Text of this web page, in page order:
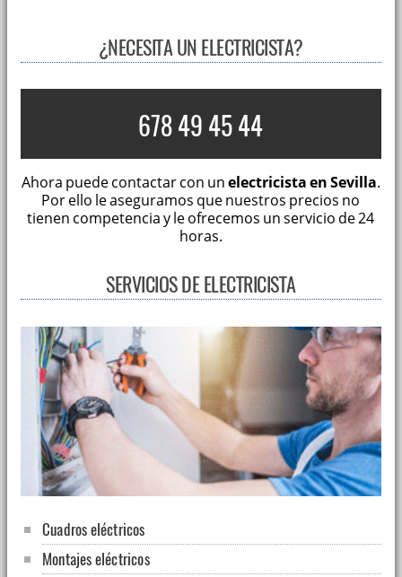
¿NECESITA UN ELECTRICISTA?
678 49 45 44
Ahora puede contactar con unelectricista en Sevilla.
Por ello le aseguramos que nuestros precios no
tienen competencia y le ofrecemos un servicio de 24
horas.
SERVICIOS DE ELECTRICISTA
Cuadros eléctricos
Montajes eléctricos